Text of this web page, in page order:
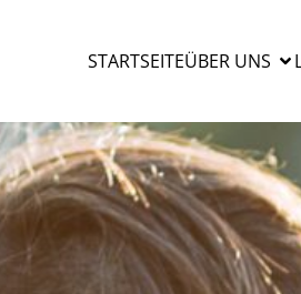
STARTSEITEÜBER UNS